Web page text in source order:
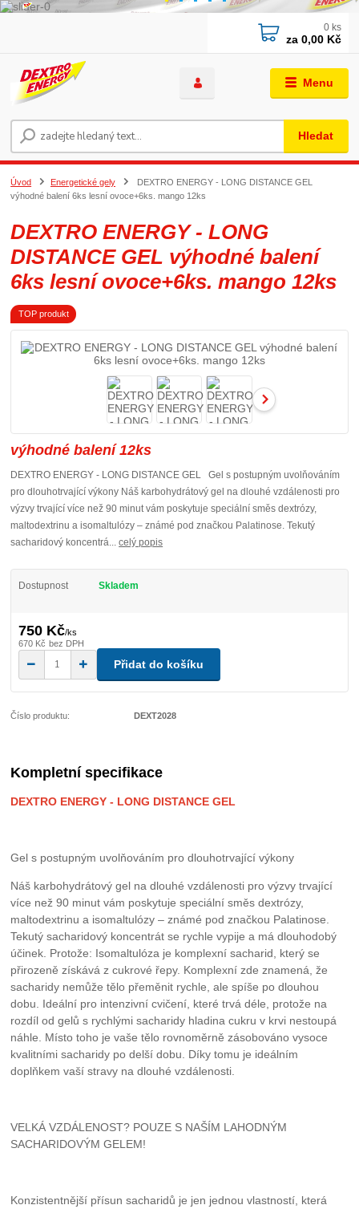
Menu
Hledat
0 ks
za 0,00 Kč
Úvod Energetické gely
DEXTRO ENERGY - LONG DISTANCE GEL
výhodné balení 6ks lesní ovoce+6ks. mango 12ks
DEXTRO ENERGY - LONG
DISTANCE GEL výhodné balení
6ks lesní ovoce+6ks. mango 12ks
TOP produkt
výhodné balení 12ks
DEXTRO ENERGY - LONG DISTANCE GEL Gel s postupným uvolňováním
pro dlouhotrvající výkony Náš karbohydrátový gel na dlouhé vzdálenosti pro
výzvy trvající více než 90 minut vám poskytuje speciální směs dextrózy,
maltodextrinu a isomaltulózy – známé pod značkou Palatinose. Tekutý
sacharidový koncentrá...celý popis
Dostupnost Skladem
750 Kč/ks
670 Kč bez DPH
Přidat do košíku
Číslo produktu: DEXT2028
Kompletní specifikace
DEXTRO ENERGY - LONG DISTANCE GEL
Gel s postupným uvolňováním pro dlouhotrvající výkony
Náš karbohydrátový gel na dlouhé vzdálenosti pro výzvy trvající
více než 90 minut vám poskytuje speciální směs dextrózy,
maltodextrinu a isomaltulózy – známé pod značkou Palatinose.
Tekutý sacharidový koncentrát se rychle vypije a má dlouhodobý
účinek. Protože: Isomaltulóza je komplexní sacharid, který se
přirozeně získává z cukrové řepy. Komplexní zde znamená, že
sacharidy nemůže tělo přeměnit rychle, ale spíše po dlouhou
dobu. Ideální pro intenzivní cvičení, které trvá déle, protože na
rozdíl od gelů s rychlými sacharidy hladina cukru v krvi nestoupá
náhle. Místo toho je vaše tělo rovnoměrně zásobováno vysoce
kvalitními sacharidy po delší dobu. Díky tomu je ideálním
doplňkem vaší stravy na dlouhé vzdálenosti.
VELKÁ VZDÁLENOST? POUZE S NAŠÍM LAHODNÝM
SACHARIDOVÝM GELEM!
Konzistentnější přísun sacharidů je jen jednou vlastností, která